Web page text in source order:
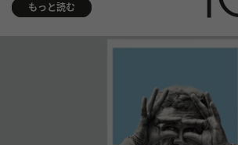
仕上げ 右下隅に番号
真正性証明書 アーティストの手書きサイン入
額装 額装は付属しません。スウェーデンのお
ビスを提供しています。ガラスの額装は壊れ
の発送はできません。詳細についてはお問い
もっと読む